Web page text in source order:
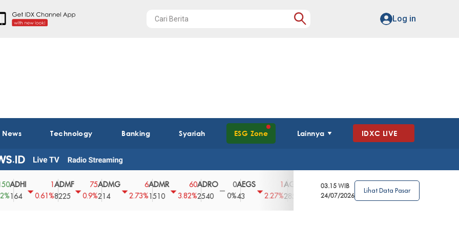
Log in
Technology Banking Syariah ESG Zone Lainnya IDXC LIVE
0.61%
ADMF
8225
75
0.9%
ADMG
214
2.73%
ADMR
1510
60
3.82%
ADRO
2540
0
0%
AEGS
2.27% 2850
3.39%
AGRO
4
2.63%
AGRS
0%
03.15 WIB
24/07/2026
Lihat Data Pasar